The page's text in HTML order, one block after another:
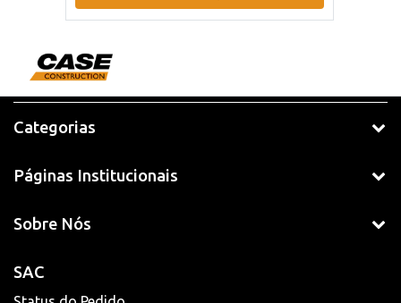
Categorias
Páginas Institucionais
Sobre Nós
SAC